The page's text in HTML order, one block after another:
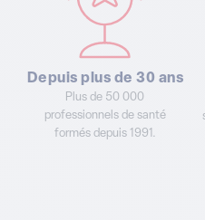
Depuis plus de 30 ans
Plus de 50 000
professionnels de santé
formés depuis 1991.